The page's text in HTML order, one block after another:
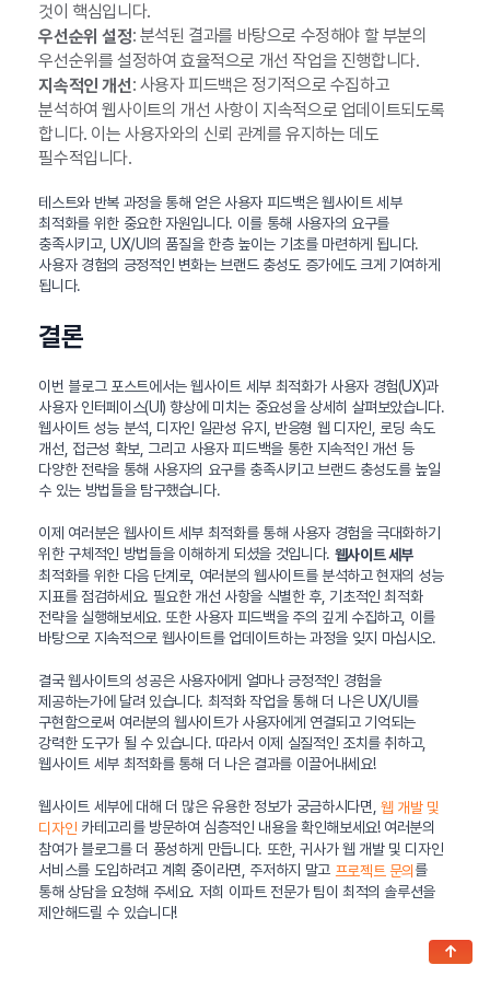
것이 핵심입니다.
우선순위 설정: 분석된 결과를 바탕으로 수정해야 할 부분의
우선순위를 설정하여 효율적으로 개선 작업을 진행합니다.
지속적인 개선: 사용자 피드백은 정기적으로 수집하고
분석하여 웹사이트의 개선 사항이 지속적으로 업데이트되도록
합니다. 이는 사용자와의 신뢰 관계를 유지하는 데도
필수적입니다.
테스트와 반복 과정을 통해 얻은 사용자 피드백은 웹사이트 세부
최적화를 위한 중요한 자원입니다. 이를 통해 사용자의 요구를
충족시키고, UX/UI의 품질을 한층 높이는 기초를 마련하게 됩니다.
사용자 경험의 긍정적인 변화는 브랜드 충성도 증가에도 크게 기여하게
됩니다.
결론
이번 블로그 포스트에서는 웹사이트 세부 최적화가 사용자 경험(UX)과
사용자 인터페이스(UI) 향상에 미치는 중요성을 상세히 살펴보았습니다.
웹사이트 성능 분석, 디자인 일관성 유지, 반응형 웹 디자인, 로딩 속도
개선, 접근성 확보, 그리고 사용자 피드백을 통한 지속적인 개선 등
다양한 전략을 통해 사용자의 요구를 충족시키고 브랜드 충성도를 높일
수 있는 방법들을 탐구했습니다.
이제 여러분은 웹사이트 세부 최적화를 통해 사용자 경험을 극대화하기
위한 구체적인 방법들을 이해하게 되셨을 것입니다. 웹사이트 세부
최적화를 위한 다음 단계로, 여러분의 웹사이트를 분석하고 현재의 성능
지표를 점검하세요. 필요한 개선 사항을 식별한 후, 기초적인 최적화
전략을 실행해보세요. 또한 사용자 피드백을 주의 깊게 수집하고, 이를
바탕으로 지속적으로 웹사이트를 업데이트하는 과정을 잊지 마십시오.
결국 웹사이트의 성공은 사용자에게 얼마나 긍정적인 경험을
제공하는가에 달려 있습니다. 최적화 작업을 통해 더 나은 UX/UI를
구현함으로써 여러분의 웹사이트가 사용자에게 연결되고 기억되는
강력한 도구가 될 수 있습니다. 따라서 이제 실질적인 조치를 취하고,
웹사이트 세부 최적화를 통해 더 나은 결과를 이끌어내세요!
웹사이트 세부에 대해 더 많은 유용한 정보가 궁금하시다면, 웹 개발 및
디자인 카테고리를 방문하여 심층적인 내용을 확인해보세요! 여러분의
참여가 블로그를 더 풍성하게 만듭니다. 또한, 귀사가 웹 개발 및 디자인
서비스를 도입하려고 계획 중이라면, 주저하지 말고 프로젝트 문의 를
통해 상담을 요청해 주세요. 저희 이파트 전문가 팀이 최적의 솔루션을
제안해드릴 수 있습니다!
↑